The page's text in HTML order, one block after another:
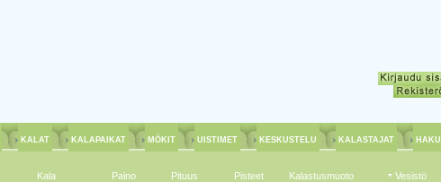
KALAT KALAPAIKAT MÖKIT UISTIMET KESKUSTELU KALASTAJAT HAKU
Kala Paino Pituus Pisteet Kalastusmuoto Vesistö